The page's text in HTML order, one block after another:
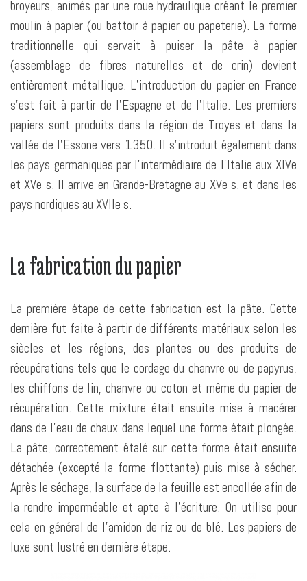
broyeurs, animés par une roue hydraulique créant le premier
moulin à papier (ou battoir à papier ou papeterie). La forme
traditionnelle qui servait à puiser la pâte à papier
(assemblage de fibres naturelles et de crin) devient
entièrement métallique. L’introduction du papier en France
s’est fait à partir de l’Espagne et de l’Italie. Les premiers
papiers sont produits dans la région de Troyes et dans la
vallée de l’Essone vers 1350. Il s’introduit également dans
les pays germaniques par l’intermédiaire de l’Italie aux XIVe
et XVe s. Il arrive en Grande-Bretagne au XVe s. et dans les
pays nordiques au XVIIe s.
La fabrication du papier
La première étape de cette fabrication est la pâte. Cette
dernière fut faite à partir de différents matériaux selon les
siècles et les régions, des plantes ou des produits de
récupérations tels que le cordage du chanvre ou de papyrus,
les chiffons de lin, chanvre ou coton et même du papier de
récupération. Cette mixture était ensuite mise à macérer
dans de l’eau de chaux dans lequel une forme était plongée.
La pâte, correctement étalé sur cette forme était ensuite
détachée (excepté la forme flottante) puis mise à sécher.
Après le séchage, la surface de la feuille est encollée afin de
la rendre imperméable et apte à l’écriture. On utilise pour
cela en général de l’amidon de riz ou de blé. Les papiers de
luxe sont lustré en dernière étape.